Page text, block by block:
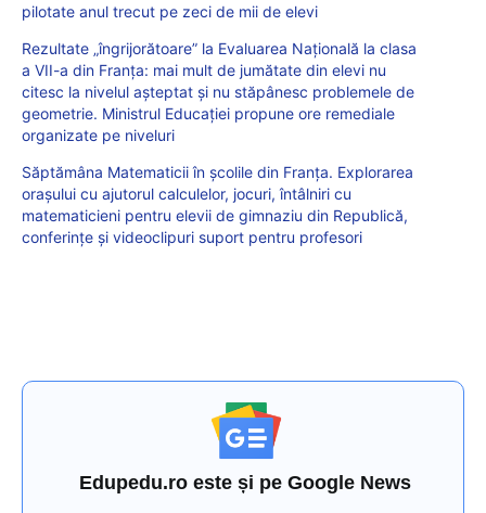
pilotate anul trecut pe zeci de mii de elevi
Rezultate „îngrijorătoare” la Evaluarea Națională la clasa
a VII-a din Franța: mai mult de jumătate din elevi nu
citesc la nivelul așteptat și nu stăpânesc problemele de
geometrie. Ministrul Educației propune ore remediale
organizate pe niveluri
Săptămâna Matematicii în școlile din Franța. Explorarea
orașului cu ajutorul calculelor, jocuri, întâlniri cu
matematicieni pentru elevii de gimnaziu din Republică,
conferințe și videoclipuri suport pentru profesori
Edupedu.ro este și pe Google News